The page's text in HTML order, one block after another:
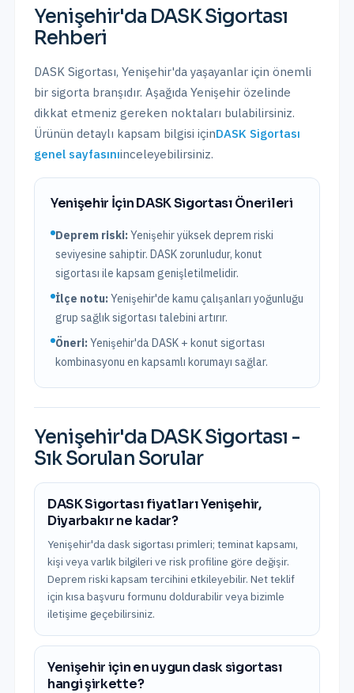
Yenişehir'da DASK Sigortası
Rehberi
DASK Sigortası, Yenişehir'da yaşayanlar için önemli
bir sigorta branşıdır. Aşağıda Yenişehir özelinde
dikkat etmeniz gereken noktaları bulabilirsiniz.
Ürünün detaylı kapsam bilgisi içinDASK Sigortası
genel sayfasınıinceleyebilirsiniz.
Yenişehir İçinDASK SigortasıÖnerileri
Deprem riski:Yenişehiryüksekdeprem riski
seviyesine sahiptir. DASK zorunludur, konut
sigortası ile kapsam genişletilmelidir.
İlçe notu:Yenişehir'de kamu çalışanları yoğunluğu
grup sağlık sigortası talebini artırır.
Öneri:Yenişehir'da DASK + konut sigortası
kombinasyonu en kapsamlı korumayı sağlar.
Yenişehir'da DASK Sigortası -
Sık Sorulan Sorular
DASK Sigortası fiyatları Yenişehir,
Diyarbakır ne kadar?
Yenişehir'da dask sigortası primleri; teminat kapsamı,
kişi veya varlık bilgileri ve risk profiline göre değişir.
Deprem riski kapsam tercihini etkileyebilir. Net teklif
için kısa başvuru formunu doldurabilir veya bizimle
iletişime geçebilirsiniz.
Yenişehir için en uygun dask sigortası
hangi şirkette?